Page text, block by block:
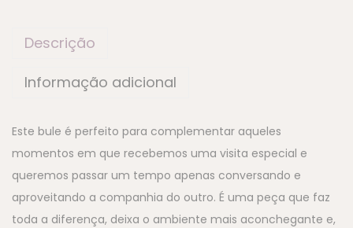
Descrição
Informação adicional
Este bule é perfeito para complementar aqueles
momentos em que recebemos uma visita especial e
queremos passar um tempo apenas conversando e
aproveitando a companhia do outro. É uma peça que faz
toda a diferença, deixa o ambiente mais aconchegante e,